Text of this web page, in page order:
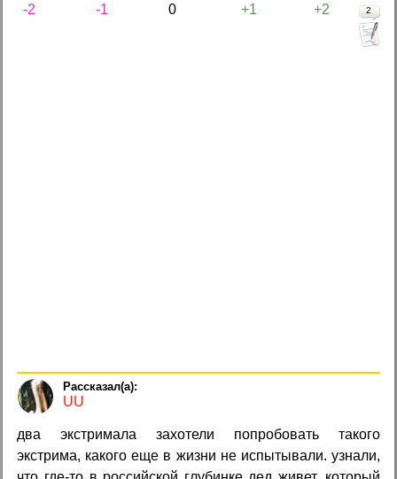
-2 -1 0 +1 +2 2
UU
два экстримала захотели попробовать такого
экстрима, какого еще в жизни не испытывали. узнали,